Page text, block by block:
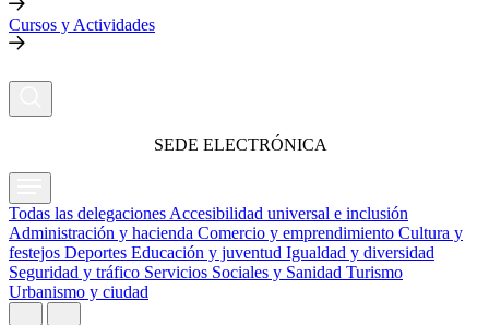
Cursos y Actividades
SEDE ELECTRÓNICA
Todas las delegaciones Accesibilidad universal e inclusión
Administración y hacienda Comercio y emprendimiento Cultura y
festejos Deportes Educación y juventud Igualdad y diversidad
Seguridad y tráfico Servicios Sociales y Sanidad Turismo
Urbanismo y ciudad